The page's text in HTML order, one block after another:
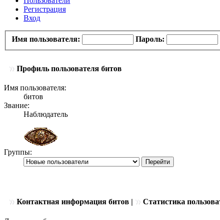
Регистрация
Вход
Имя пользователя: Пароль:
Профиль пользователя битов
Имя пользователя:
битов
Звание:
Наблюдатель
Группы:
Контактная информация битов | Статистика